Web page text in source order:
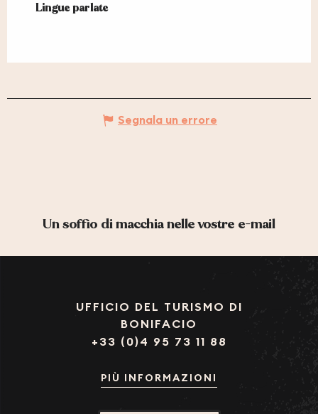
Lingue parlate
Lingue parlate
Segnala un errore
Un soffio di macchia nelle vostre e-mail
UFFICIO DEL TURISMO DI
BONIFACIO
+33 (0)4 95 73 11 88
PIÙ INFORMAZIONI